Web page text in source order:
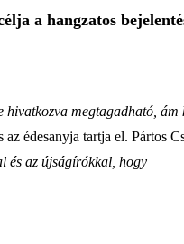
a hangzatos
hivatkozva megtagadható,
édesanyja tartja el. Pártos
és az újságírókkal, hogy